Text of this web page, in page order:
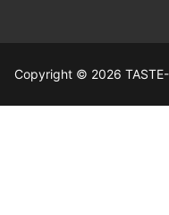
Copyright © 2026